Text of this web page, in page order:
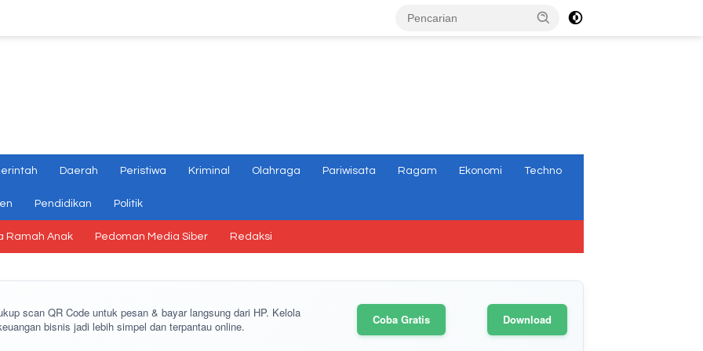
Daerah Peristiwa Kriminal Olahraga Pariwisata Ragam Ekonomi Techno
Pendidikan Politik
Ramah Anak Pedoman Media Siber Redaksi
scan QR Code untuk pesan & bayar langsung dari HP. Kelola
bisnis jadi lebih simpel dan terpantau online.
Coba Gratis Download